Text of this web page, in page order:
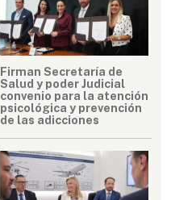
Firman Secretaría de
Salud y poder Judicial
convenio para la atención
psicológica y prevención
de las adicciones